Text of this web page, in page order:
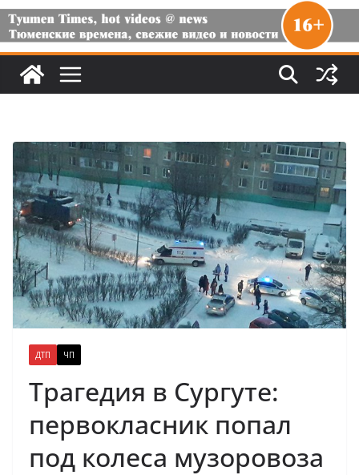
ДТП ЧП
Трагедия в Сургуте:
первокласник попал
под колеса музоровоза